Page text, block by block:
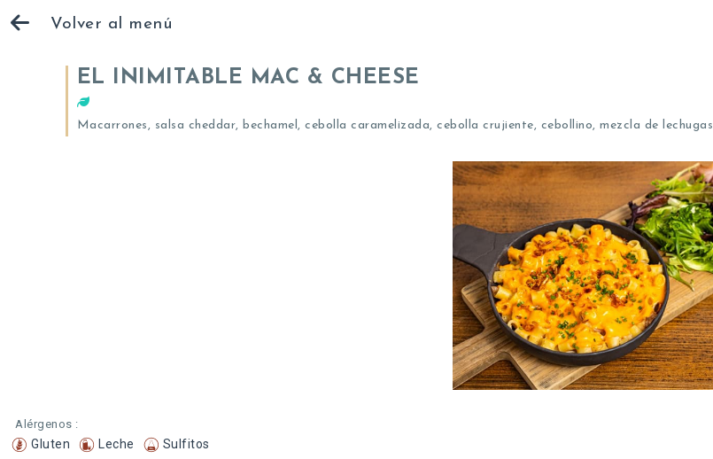
Volver al menú
EL INIMITABLE MAC & CHEESE
Macarrones, salsa cheddar, bechamel, cebolla caramelizada, cebolla crujiente, cebollino, mezcla de lechugas
Alérgenos :
Gluten Leche Sulfitos